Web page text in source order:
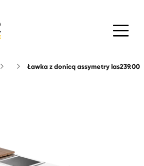
ławka z donicą assymetry las239.00